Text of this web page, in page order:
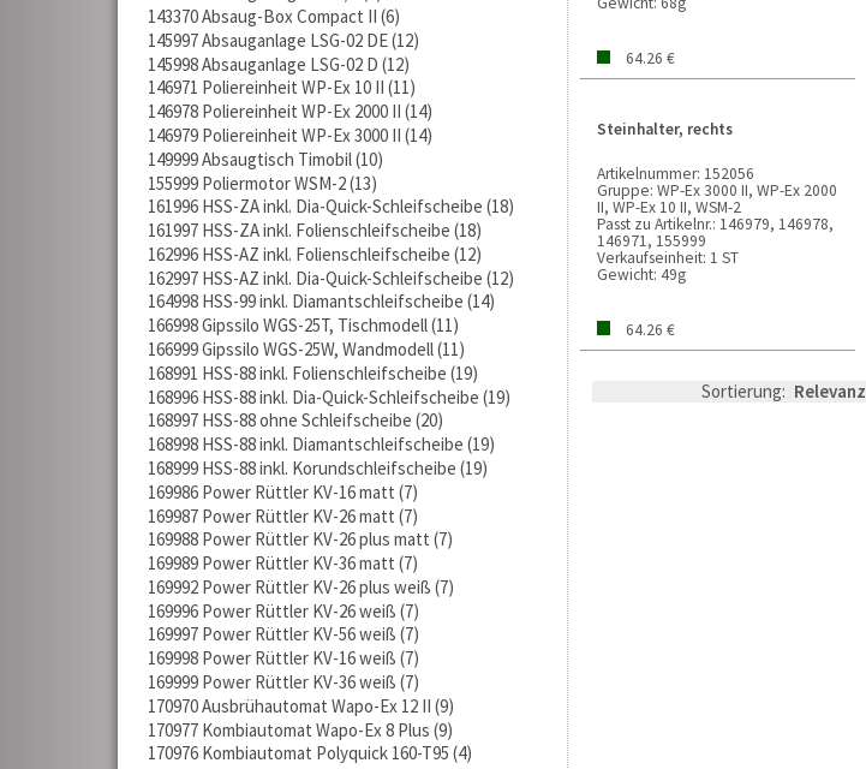
143370 Absaug-Box Compact II 6
145997 Absauganlage LSG-02 DE 12
145998 Absauganlage LSG-02 D 12
146971 Poliereinheit WP-Ex 10 II 11
146978 Poliereinheit WP-Ex 2000 II 14
146979 Poliereinheit WP-Ex 3000 II 14
149999 Absaugtisch Timobil 10
155999 Poliermotor WSM-2 13
161996 HSS-ZA inkl. Dia-Quick-Schleifscheibe 18
161997 HSS-ZA inkl. Folienschleifscheibe 18
162996 HSS-AZ inkl. Folienschleifscheibe 12
162997 HSS-AZ inkl. Dia-Quick-Schleifscheibe 12
164998 HSS-99 inkl. Diamantschleifscheibe 14
166998 Gipssilo WGS-25T, Tischmodell 11
166999 Gipssilo WGS-25W, Wandmodell 11
168991 HSS-88 inkl. Folienschleifscheibe 19
168996 HSS-88 inkl. Dia-Quick-Schleifscheibe 19
168997 HSS-88 ohne Schleifscheibe 20
168998 HSS-88 inkl. Diamantschleifscheibe 19
168999 HSS-88 inkl. Korundschleifscheibe 19
169986 Power Rüttler KV-16 matt 7
169987 Power Rüttler KV-26 matt 7
169988 Power Rüttler KV-26 plus matt 7
169989 Power Rüttler KV-36 matt 7
169992 Power Rüttler KV-26 plus weiß 7
169996 Power Rüttler KV-26 weiß 7
169997 Power Rüttler KV-56 weiß 7
169998 Power Rüttler KV-16 weiß 7
169999 Power Rüttler KV-36 weiß 7
170970 Ausbrühautomat Wapo-Ex 12 II 9
170977 Kombiautomat Wapo-Ex 8 Plus 9
170976 Kombiautomat Polyquick 160-T95 4
64.26 €
Steinhalter, rechts
Artikelnummer: 152056
Gruppe: WP-Ex 3000 II, WP-Ex 2000
II, WP-Ex 10 II, WSM-2
Passt zu Artikelnr.: 146979, 146978,
146971, 155999
Verkaufseinheit: 1 ST
Gewicht: 49g
64.26 €
Sortierung: Relevanz